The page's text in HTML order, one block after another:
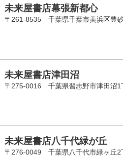
未来屋書店幕張新都心
〒261-8535 千葉県千葉市美浜区豊
未来屋書店津田沼
〒275-0016 千葉県習志野市津田沼1
未来屋書店八千代緑が丘
〒276-0049 千葉県八千代市緑ヶ丘2